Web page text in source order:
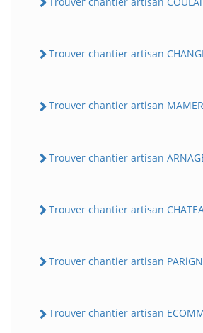
Trouver chantier artisan
Trouver chantier artisan
Trouver chantier artisan
Trouver chantier artisan
Trouver chantier artisan
Trouver chantier artisan